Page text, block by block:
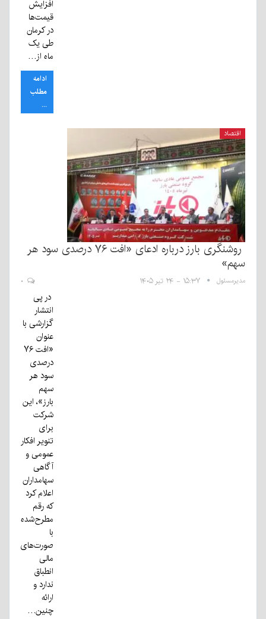
افزایش
قیمت‌ها
در کرمان
طی یک
ماه از…
ادامه
مطلب
...
اقتصاد
روشنگری بارز درباره ادعای «افت ۷۶ درصدی سود هر
سهم»
مدیرمسئول ۱۵:۳۷ - ۲۴ تیر ۱۴۰۵
در پی
انتشار
گزارشی با
عنوان
«افت ۷۶
درصدی
سود هر
سهم
بارز»، این
شرکت
برای
تنویر افکار
عمومی و
آگاهی
سهامداران
اعلام کرد
که رقم
مطرح‌شده
با
صورت‌های
مالی
انطباق
ندارد و
ارائه
چنین…